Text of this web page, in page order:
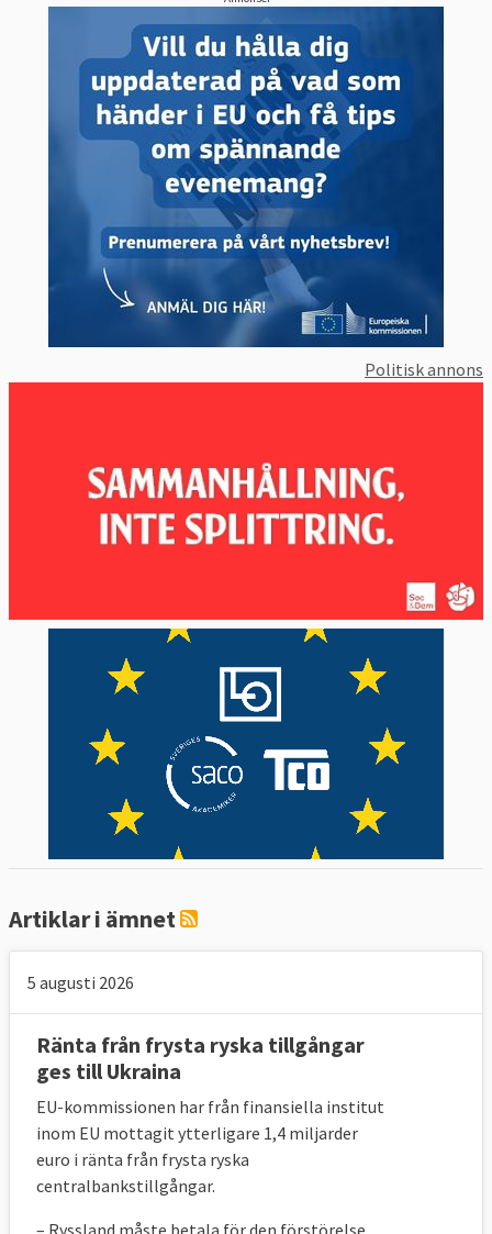
Politisk annons
Artiklar i ämnet
5 augusti 2026
Ränta från frysta ryska tillgångar
ges till Ukraina
EU-kommissionen har från finansiella institut
inom EU mottagit ytterligare 1,4 miljarder
euro i ränta från frysta ryska
centralbankstillgångar.
– Ryssland måste betala för den förstörelse